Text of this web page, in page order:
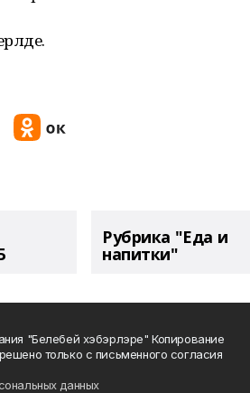
Рубрика "Еда и
напитки"
"Белебей хэбэрлэре" Копирование
только с письменного согласия
данных